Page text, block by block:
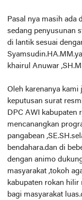
Pasal nya masih ada
sedang penyusunan
di lantik sesuai
khairul Anuwar
Oleh karenanya kami
keputusan surat
DPC AWI
mencanangkan
pangabean
bendahara.dan di
dengan animo
masyarakat ,tokoh
kabupaten rokan
bagi masyarakat